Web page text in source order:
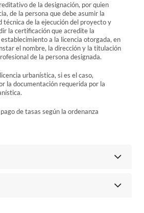
de la designación, por quien
de la persona que debe asumir la
técnica de la ejecución del proyecto y
la certificación que acredite la
a la licencia otorgada, en
el nombre, la dirección y la titulación
de la persona designada.
urbanística, si es el caso,
la documentación requerida por la
de tasas según la ordenanza